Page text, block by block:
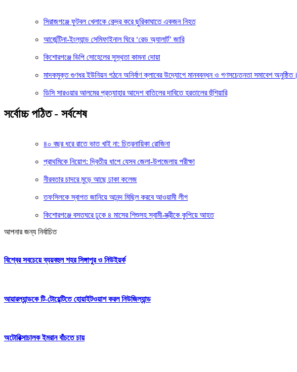
সিরাজগঞ্জে ফুটবল খেলাকে কেন্দ্র করে ছুরিকাঘাতে একজন নিহত
আর্জেন্টিনা-ইংল্যান্ড সেমিফাইনাল ঘিরে ‘রেড অ্যালার্ট’ জারি
কিশোরগঞ্জে ভিপি সোহেলের সুস্থতা কামনা দোয়া
মাদকমুক্ত গুণধর ইউনিয়ন গঠনে অনির্বাণ ক্লাবের উদ্যোগে মানববন্ধন ও গণসচেতনতা সমাবেশ অনুষ্ঠিত।
ডিসি সারওয়ার আলমের প্রত্যাহার আদেশ বাতিলের দাবিতে হরতালের হুঁশিয়ারি
সর্বোচ্চ পঠিত - সর্বশেষ
৪০ বছর ধরে রাতে ভাত খাই না: চিত্রনায়িকা রোজিনা
প্রাথমিকে নিয়োগ: দ্বিতীয় ধাপে যেসব জেলা-উপজেলায় পরীক্ষা
নীরবতার চাদরে মুড়ে আছে ঢাকা কলেজ
তফসিলকে স্বাগত জানিয়ে আনন্দ মিছিল করবে আওয়ামী লীগ
কিশোরগঞ্জে বসতঘরে ঢুকে ৪ মাসের শিশুসহ স্বামী-স্ত্রীকে কুপিয়ে আহত
আপনার জন্য নির্বাচিত
বিশ্বের সবচেয়ে ব্যয়বহুল শহর সিঙ্গাপুর ও নিউইয়র্ক
আয়ারল্যান্ডকে টি-টোয়েন্টিতে হোয়াইটওয়াশ করল নিউজিল্যান্ড
অটোরিক্সাচালক ইমরান বাঁচতে চায়